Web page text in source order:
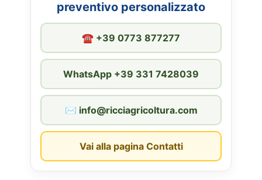
preventivo personalizzato
☎︎ +39 0773 877277
WhatsApp +39 331 7428039
✉︎ info@ricciagricoltura.com
Vai alla pagina Contatti